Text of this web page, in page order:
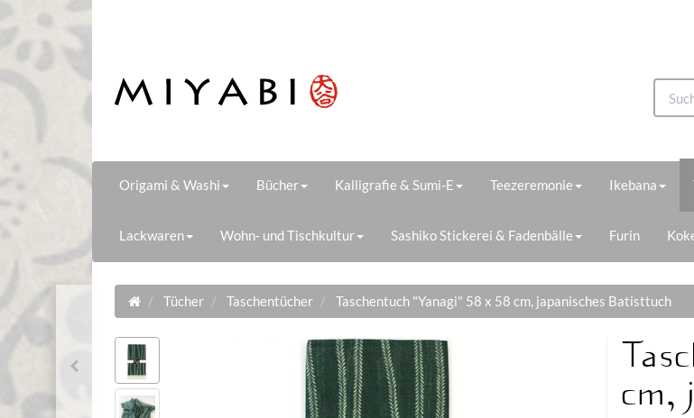
Origami & Washi Bücher Kalligrafie & Sumi-E Teezeremonie Ikebana
Lackwaren Wohn- und Tischkultur Sashiko Stickerei & Fadenbälle Furin
Tücher Taschentücher Taschentuch "Yanagi" 58 x 58 cm, japanisches Batisttuch
cm,